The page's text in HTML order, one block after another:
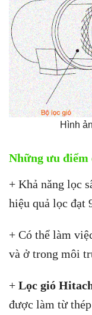
Hình
Những ưu điểm
+ Khả năng lọc
hiệu quả lọc đạt
+ Có thể làm
và ở trong môi
+ Lọc gió
được làm từ